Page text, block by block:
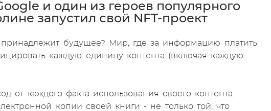
и один из героев популярного
запустил свой NFT-проект
будущее? Мир, где за информацию платить
каждую единицу контента (включая каждую
от каждого факта использования своего контента.
копии своей книги - не только той, что